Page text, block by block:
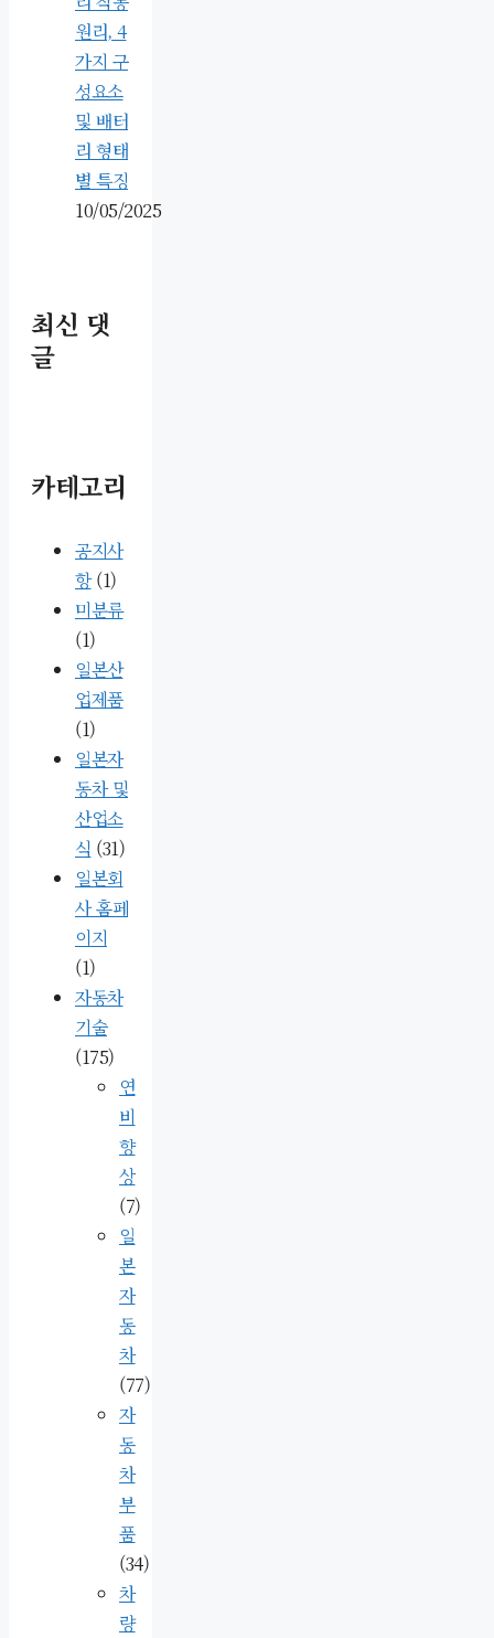
원리, 4
가지 구
성요소
및 배터
리 형태
별 특징
10/05/2025
최신 댓
글
카테고리
공지사
항(1)
미분류
(1)
일본산
업제품
(1)
일본자
동차 및
산업소
식 (31)
일본회
사 홈페
이지
(1)
자동차
기술
(175)
연
비
향
상
(7)
일
본
자
동
차
(77)
자
동
차
부
품
(34)
차
량